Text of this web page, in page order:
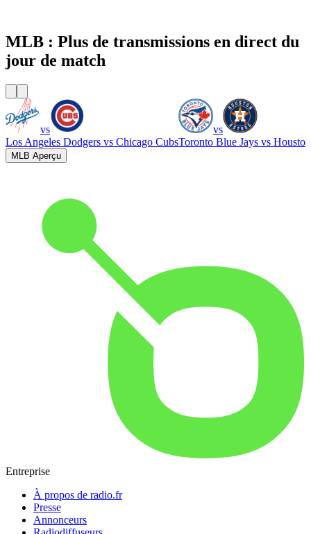
MLB : Plus de transmissions en direct du
jour de match
vs
Los Angeles Dodgers vs Chicago Cubs
vs
Toronto Blue Jays vs
MLB Aperçu
Entreprise
À propos de radio.fr
Presse
Annonceurs